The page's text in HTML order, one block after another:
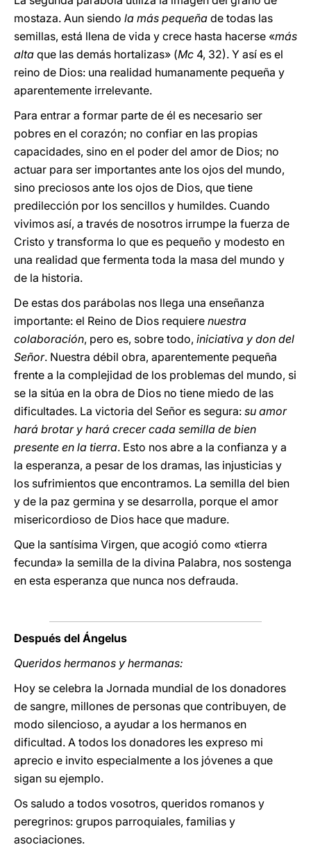
mostaza. Aun siendo la más pequeña de todas las
semillas, está llena de vida y crece hasta hacerse «más
alta que las demás hortalizas» (Mc 4, 32). Y así es el
reino de Dios: una realidad humanamente pequeña y
aparentemente irrelevante.
Para entrar a formar parte de él es necesario ser
pobres en el corazón; no confiar en las propias
capacidades, sino en el poder del amor de Dios; no
actuar para ser importantes ante los ojos del mundo,
sino preciosos ante los ojos de Dios, que tiene
predilección por los sencillos y humildes. Cuando
vivimos así, a través de nosotros irrumpe la fuerza de
Cristo y transforma lo que es pequeño y modesto en
una realidad que fermenta toda la masa del mundo y
de la historia.
De estas dos parábolas nos llega una enseñanza
importante: el Reino de Dios requiere nuestra
colaboración, pero es, sobre todo, iniciativa y don del
Señor. Nuestra débil obra, aparentemente pequeña
frente a la complejidad de los problemas del mundo, si
se la sitúa en la obra de Dios no tiene miedo de las
dificultades. La victoria del Señor es segura: su amor
hará brotar y hará crecer cada semilla de bien
presente en la tierra. Esto nos abre a la confianza y a
la esperanza, a pesar de los dramas, las injusticias y
los sufrimientos que encontramos. La semilla del bien
y de la paz germina y se desarrolla, porque el amor
misericordioso de Dios hace que madure.
Que la santísima Virgen, que acogió como «tierra
fecunda» la semilla de la divina Palabra, nos sostenga
en esta esperanza que nunca nos defrauda.
Después del Ángelus
Queridos hermanos y hermanas:
Hoy se celebra la Jornada mundial de los donadores
de sangre, millones de personas que contribuyen, de
modo silencioso, a ayudar a los hermanos en
dificultad. A todos los donadores les expreso mi
aprecio e invito especialmente a los jóvenes a que
sigan su ejemplo.
Os saludo a todos vosotros, queridos romanos y
peregrinos: grupos parroquiales, familias y
asociaciones.